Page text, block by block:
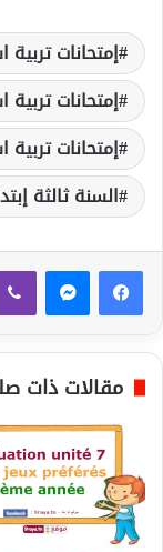
إمتحانات تربية
إمتحانات تربية
إمتحانات
السنة ثالثة
مقالات ذات